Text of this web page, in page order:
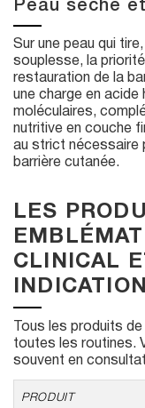
Peau sèche
Sur une peau qui
souplesse, la
restauration de la
une charge en
moléculaires,
nutritive en couche
au strict nécessaire
barrière cutanée.
LES
CLINICAL
Tous les produits
toutes les routines.
souvent en
PRODUIT